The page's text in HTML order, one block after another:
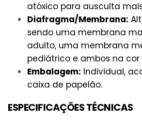
atóxico para ausculta
Diafragma/Membrana:
sendo uma membrana
adulto, uma membrana
pediátrico e ambos na cor
Embalagem: Individual,
caixa de papelão.
ESPECIFICAÇÕES TÉCNICAS